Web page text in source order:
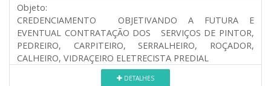
Objeto:
CREDENCIAMENTO OBJETIVANDO A FUTURA E
EVENTUAL CONTRATAÇÃO DOS SERVIÇOS DE PINTOR,
PEDREIRO, CARPITEIRO, SERRALHEIRO, ROÇADOR,
CALHEIRO, VIDRAÇEIRO ELETRECISTA PREDIAL
DETALHES